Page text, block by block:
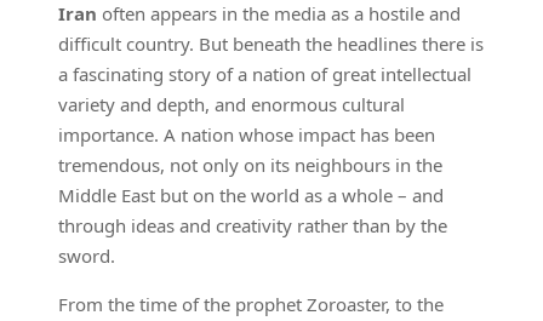
Iran often appears in the media as a hostile and
difficult country. But beneath the headlines there is
a fascinating story of a nation of great intellectual
variety and depth, and enormous cultural
importance. A nation whose impact has been
tremendous, not only on its neighbours in the
Middle East but on the world as a whole – and
through ideas and creativity rather than by the
sword.
From the time of the prophet Zoroaster, to the